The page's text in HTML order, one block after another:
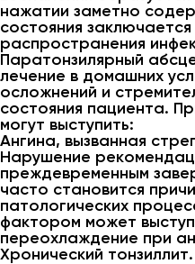
нажатии заметно
состояния
распространения
Паратонзилярный
лечение в домашних
осложнений и
состояния пациента.
могут выступить:
Ангина, вызванная
Нарушение
преждевременным
часто становится
патологических
фактором может
переохлаждение при
Хронический